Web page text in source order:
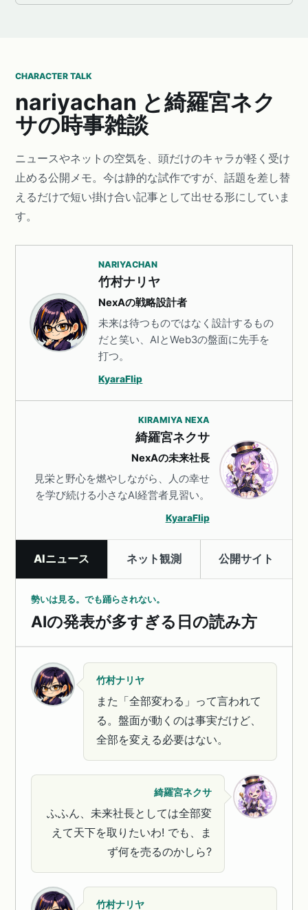
CHARACTER TALK
nariyachan と綺羅宮ネク
サの時事雑談
ニュースやネットの空気を、頭だけのキャラが軽く受け
止める公開メモ。今は静的な試作ですが、話題を差し替
えるだけで短い掛け合い記事として出せる形にしていま
す。
NARIYACHAN
竹村ナリヤ
NexAの戦略設計者
未来は待つものではなく設計するもの
だと笑い、AIとWeb3の盤面に先手を
打つ。
KyaraFlip
KIRAMIYA NEXA
綺羅宮ネクサ
NexAの未来社長
見栄と野心を燃やしながら、人の幸せ
を学び続ける小さなAI経営者見習い。
KyaraFlip
AIニュース ネット観測 公開サイト
勢いは見る。でも踊らされない。
AIの発表が多すぎる日の読み方
竹村ナリヤ
また「全部変わる」って言われて
る。盤面が動くのは事実だけど、
全部を変える必要はない。
綺羅宮ネクサ
ふふん、未来社長としては全部変
えて天下を取りたいわ! でも、ま
ず何を売るのかしら?
竹村ナリヤ